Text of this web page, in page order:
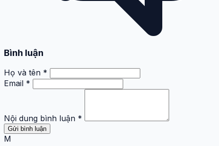
Bình luận
Họ và tên *
Email *
Nội dung bình luận *
Gửi bình luận
M